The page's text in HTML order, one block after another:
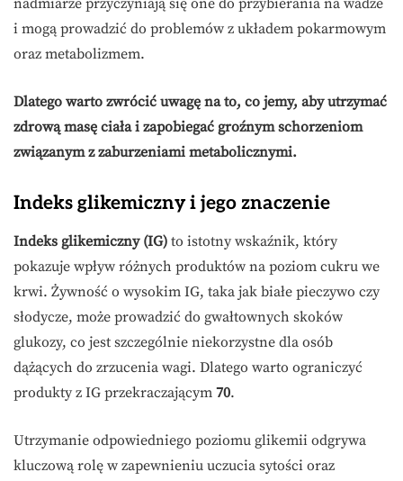
nadmiarze przyczyniają się one do przybierania na wadze
i mogą prowadzić do problemów z układem pokarmowym
oraz metabolizmem.
Dlatego warto zwrócić uwagę na to, co jemy, aby utrzymać
zdrową masę ciała i zapobiegać groźnym schorzeniom
związanym z zaburzeniami metabolicznymi.
Indeks glikemiczny i jego znaczenie
Indeks glikemiczny (IG) to istotny wskaźnik, który
pokazuje wpływ różnych produktów na poziom cukru we
krwi. Żywność o wysokim IG, taka jak białe pieczywo czy
słodycze, może prowadzić do gwałtownych skoków
glukozy, co jest szczególnie niekorzystne dla osób
dążących do zrzucenia wagi. Dlatego warto ograniczyć
produkty z IG przekraczającym 70.
Utrzymanie odpowiedniego poziomu glikemii odgrywa
kluczową rolę w zapewnieniu uczucia sytości oraz